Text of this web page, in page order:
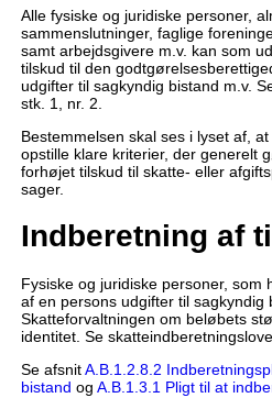
Alle fysiske og juridiske personer,
sammenslutninger, faglige
samt arbejdsgivere m.v. kan som
tilskud til den
udgifter til sagkyndig bistand m.v.
stk. 1, nr. 2.
Bestemmelsen skal ses i lyset af,
opstille klare kriterier, der generelt
forhøjet tilskud til skatte- eller
sager.
Indberetning af
Fysiske og juridiske personer,
af en persons udgifter til sagkyndig
Skatteforvaltningen om beløbets
identitet. Se
Se afsnitA.B.1.2.8.2
bistand og A.B.1.3.1 Pligt til at